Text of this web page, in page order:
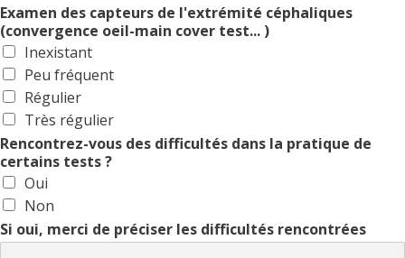
Examen des capteurs de l'extrémité céphaliques
(convergence oeil-main cover test... )
Inexistant
Peu fréquent
Régulier
Très régulier
Rencontrez-vous des difficultés dans la pratique de
certains tests ?
Oui
Non
Si oui, merci de préciser les difficultés rencontrées